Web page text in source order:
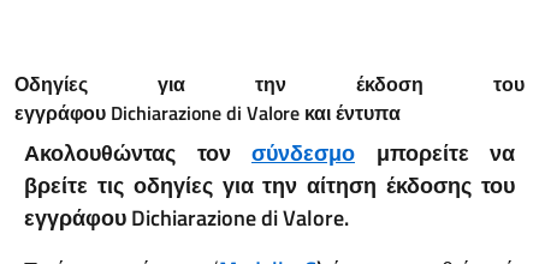
Οδηγίες για την έκδοση του
εγγράφου Dichiarazionedi Valore και έντυπα
Ακολουθώντας τον σύνδεσμο μπορείτε να
βρείτε τις οδηγίες για την αίτηση έκδοσης του
εγγράφουDichiarazionediValore.